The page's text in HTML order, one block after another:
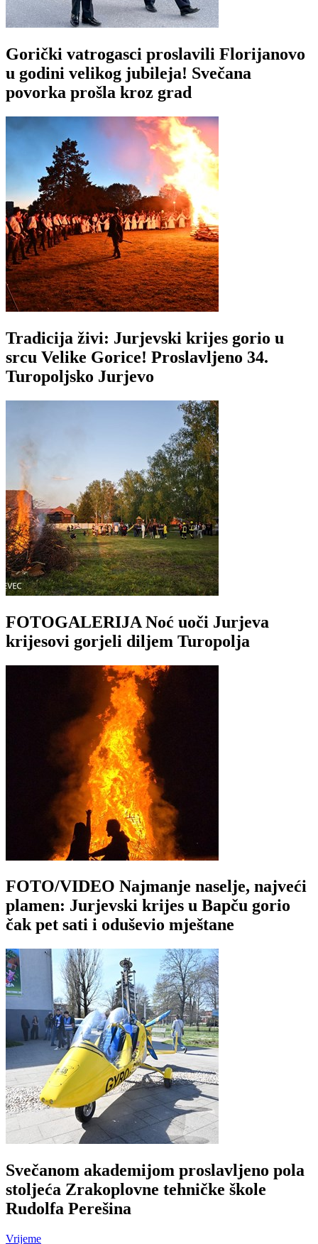
Gorički vatrogasci proslavili Florijanovo
u godini velikog jubileja! Svečana
povorka prošla kroz grad
Tradicija živi: Jurjevski krijes gorio u
srcu Velike Gorice! Proslavljeno 34.
Turopoljsko Jurjevo
FOTOGALERIJA Noć uoči Jurjeva
krijesovi gorjeli diljem Turopolja
FOTO/VIDEO Najmanje naselje, najveći
plamen: Jurjevski krijes u Bapču gorio
čak pet sati i oduševio mještane
Svečanom akademijom proslavljeno pola
stoljeća Zrakoplovne tehničke škole
Rudolfa Perešina
Vrijeme